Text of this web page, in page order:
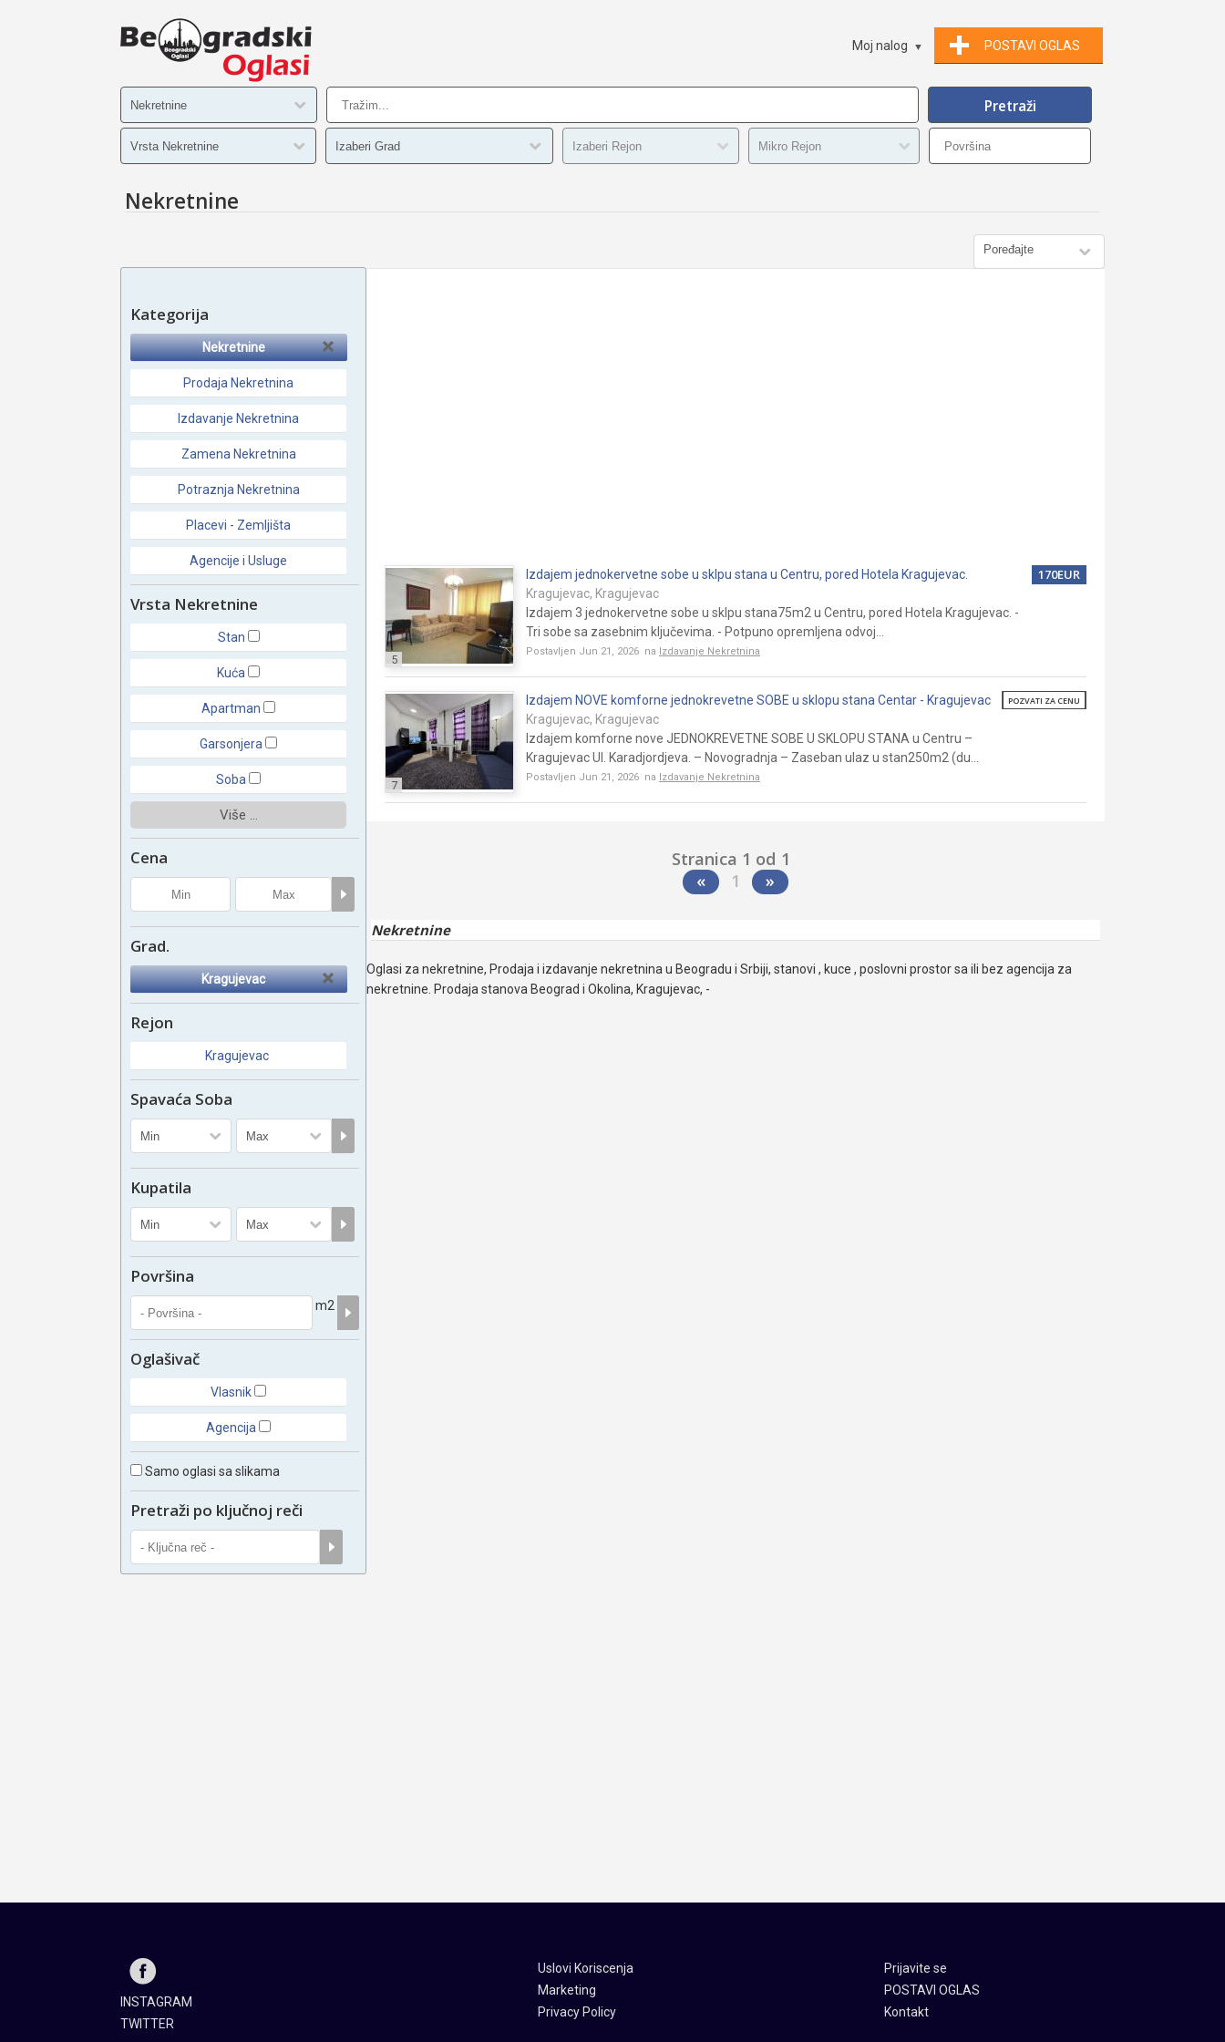
POSTAVI OGLAS
Moj nalog
Nekretnine
Kategorija
Nekretnine
Prodaja Nekretnina
Izdavanje Nekretnina
Zamena Nekretnina
Potraznja Nekretnina
Placevi - Zemljišta
Agencije i Usluge
Vrsta Nekretnine
Stan
Kuća
Apartman
Garsonjera
Soba
Više ...
Cena
Grad.
Kragujevac
Rejon
Kragujevac
Spavaća Soba
Kupatila
Površina
m2
Oglašivač
Vlasnik
Agencija
Samo oglasi sa slikama
Pretraži po ključnoj reči
5
Izdajem jednokervetne sobe u sklpu stana u Centru, pored Hotela Kragujevac.
Kragujevac, Kragujevac
Izdajem 3 jednokervetne sobe u sklpu stana75m2 u Centru, pored Hotela Kragujevac. -
Tri sobe sa zasebnim ključevima. - Potpuno opremljena odvoj...
Postavljen Jun 21, 2026 na Izdavanje Nekretnina
170EUR
7
Izdajem NOVE komforne jednokrevetne SOBE u sklopu stana Centar - Kragujevac
Kragujevac, Kragujevac
Izdajem komforne nove JEDNOKREVETNE SOBE U SKLOPU STANA u Centru –
Kragujevac Ul. Karadjordjeva. – Novogradnja – Zaseban ulaz u stan250m2 (du...
Postavljen Jun 21, 2026 na Izdavanje Nekretnina
POZVATI ZA CENU
Stranica 1 od 1
«
1 »
Nekretnine
Oglasi za nekretnine, Prodaja i izdavanje nekretnina u Beogradu i Srbiji, stanovi , kuce , poslovni prostor sa ili bez agencija za
nekretnine. Prodaja stanova Beograd i Okolina, Kragujevac, -
Uslovi Koriscenja
Marketing
Privacy Policy
Prijavite se
POSTAVI OGLAS
Kontakt
INSTAGRAM
TWITTER